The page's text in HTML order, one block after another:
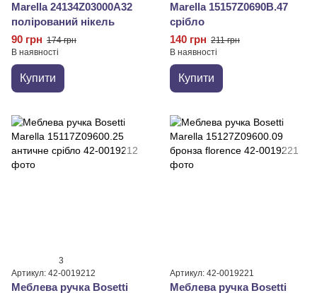
Marella 24134Z03000A32
полірований нікель
90 грн 174 грн
В наявності
Купити
Marella 15157Z0690B.47
срібло
140 грн 211 грн
В наявності
Купити
3
Артикул: 42-0019212
Меблева ручка Bosetti
Артикул: 42-0019221
Меблева ручка Bosetti